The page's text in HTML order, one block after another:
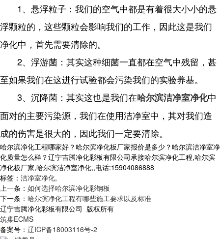
1、悬浮粒子：我们的空气中都是有着很大小小的悬
浮颗粒的，这些颗粒会影响我们的工作，因此这是我们
净化中，首先需要清除的。
2、浮游菌：其实这种细菌一直都在空气中残留，甚
至如果我们在这进行试验都会污染我们的实验养基。
3、沉降菌：其实这也是我们在哈尔滨洁净室净化中
面对的主要污染源，我们在使用洁净室中，其对我们造
成的伤害是很大的，因此我们一定要清除。
哈尔滨净化工程哪家好？哈尔滨净化板厂家报价是多少？哈尔滨洁净室净
化质量怎么样？辽宁吉腾净化彩板有限公司承接哈尔滨净化工程,哈尔滨
净化板厂家,哈尔滨洁净室净化,,电话:15904086888
标签： 洁净室净化,
上一条： 如何选择哈尔滨净化彩钢板
下一条： 哈尔滨净化工程有哪些施工要求以及标准
辽宁吉腾净化彩板有限公司 版权所有
筑巢ECMS
备案号： 辽ICP备18003116号-2